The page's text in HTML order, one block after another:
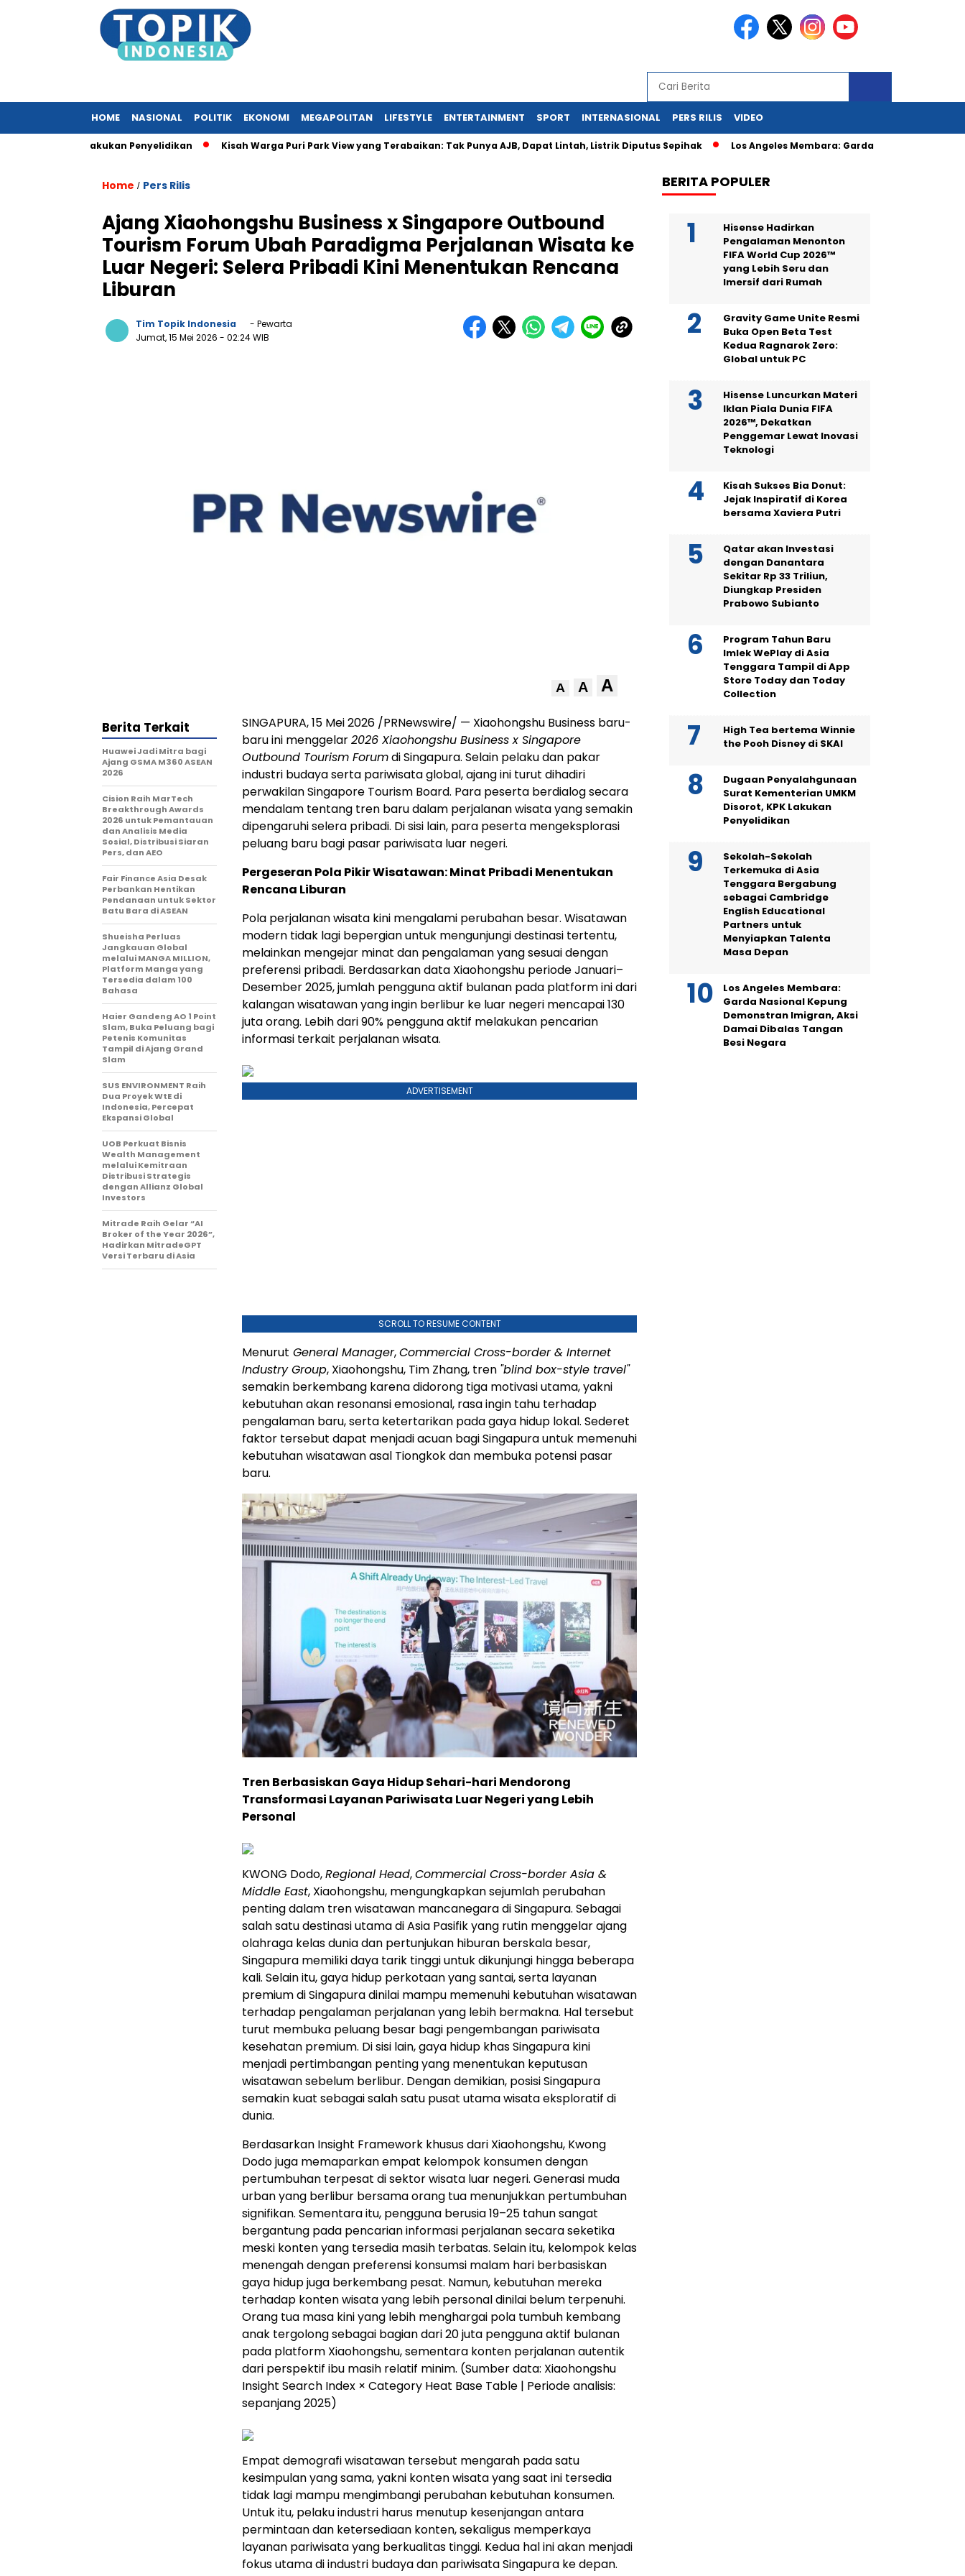
HOME NASIONAL POLITIK EKONOMI MEGAPOLITAN LIFESTYLE ENTERTAINMENT SPORT INTERNASIONAL PERS RILIS VIDEO
KPK Lakukan Penyelidikan Kisah Warga Puri Park View yang Terabaikan: Tak Punya AJB, Dapat Lintah, Listrik Diputus Sepihak Los Angeles Membara: Garda Nasional Kepung
Home / Pers Rilis
Ajang Xiaohongshu Business x Singapore Outbound
Tourism Forum Ubah Paradigma Perjalanan Wisata ke
Luar Negeri: Selera Pribadi Kini Menentukan Rencana
Liburan
Tim Topik Indonesia
- Pewarta
Jumat, 15 Mei 2026 - 02:24 WIB
A A A
SINGAPURA, 15 Mei 2026 /PRNewswire/ — Xiaohongshu Business baru-
baru ini menggelar2026 Xiaohongshu Business x Singapore
Outbound Tourism Forumdi Singapura. Selain pelaku dan pakar
industri budaya serta pariwisata global, ajang ini turut dihadiri
perwakilan Singapore Tourism Board. Para peserta berdialog secara
mendalam tentang tren baru dalam perjalanan wisata yang semakin
dipengaruhi selera pribadi. Di sisi lain, para peserta mengeksplorasi
peluang baru bagi pasar pariwisata luar negeri.
Pergeseran Pola Pikir Wisatawan: Minat Pribadi Menentukan
Rencana Liburan
Pola perjalanan wisata kini mengalami perubahan besar. Wisatawan
modern tidak lagi bepergian untuk mengunjungi destinasi tertentu,
melainkan mengejar minat dan pengalaman yang sesuai dengan
preferensi pribadi. Berdasarkan data Xiaohongshu periode Januari–
Desember 2025, jumlah pengguna aktif bulanan pada platform ini dari
kalangan wisatawan yang ingin berlibur ke luar negeri mencapai 130
juta orang. Lebih dari 90% pengguna aktif melakukan pencarian
informasi terkait perjalanan wisata.
ADVERTISEMENT
SCROLL TO RESUME CONTENT
Menurut General Manager,Commercial Cross-border & Internet
Industry Group, Xiaohongshu, Tim Zhang, tren "blind box-style travel"
semakin berkembang karena didorong tiga motivasi utama, yakni
kebutuhan akan resonansi emosional, rasa ingin tahu terhadap
pengalaman baru, serta ketertarikan pada gaya hidup lokal. Sederet
faktor tersebut dapat menjadi acuan bagi Singapura untuk memenuhi
kebutuhan wisatawan asal Tiongkok dan membuka potensi pasar
baru.
Tren Berbasiskan Gaya Hidup Sehari-hari Mendorong
Transformasi Layanan Pariwisata Luar Negeri yang Lebih
Personal
KWONG Dodo,Regional Head,Commercial Cross-border Asia &
Middle East, Xiaohongshu, mengungkapkan sejumlah perubahan
penting dalam tren wisatawan mancanegara di Singapura. Sebagai
salah satu destinasi utama di Asia Pasifik yang rutin menggelar ajang
olahraga kelas dunia dan pertunjukan hiburan berskala besar,
Singapura memiliki daya tarik tinggi untuk dikunjungi hingga beberapa
kali. Selain itu, gaya hidup perkotaan yang santai, serta layanan
premium di Singapura dinilai mampu memenuhi kebutuhan wisatawan
terhadap pengalaman perjalanan yang lebih bermakna. Hal tersebut
turut membuka peluang besar bagi pengembangan pariwisata
kesehatan premium. Di sisi lain, gaya hidup khas Singapura kini
menjadi pertimbangan penting yang menentukan keputusan
wisatawan sebelum berlibur. Dengan demikian, posisi Singapura
semakin kuat sebagai salah satu pusat utama wisata eksploratif di
dunia.
Berdasarkan Insight Framework khusus dari Xiaohongshu, Kwong
Dodo juga memaparkan empat kelompok konsumen dengan
pertumbuhan terpesat di sektor wisata luar negeri. Generasi muda
urban yang berlibur bersama orang tua menunjukkan pertumbuhan
signifikan. Sementara itu, pengguna berusia 19–25 tahun sangat
bergantung pada pencarian informasi perjalanan secara seketika
meski konten yang tersedia masih terbatas. Selain itu, kelompok kelas
menengah dengan preferensi konsumsi malam hari berbasiskan
gaya hidup juga berkembang pesat. Namun, kebutuhan mereka
terhadap konten wisata yang lebih personal dinilai belum terpenuhi.
Orang tua masa kini yang lebih menghargai pola tumbuh kembang
anak tergolong sebagai bagian dari 20 juta pengguna aktif bulanan
pada platform Xiaohongshu, sementara konten perjalanan autentik
dari perspektif ibu masih relatif minim. (Sumber data: Xiaohongshu
Insight Search Index × Category Heat Base Table | Periode analisis:
sepanjang 2025)
Empat demografi wisatawan tersebut mengarah pada satu
kesimpulan yang sama, yakni konten wisata yang saat ini tersedia
tidak lagi mampu mengimbangi perubahan kebutuhan konsumen.
Untuk itu, pelaku industri harus menutup kesenjangan antara
permintaan dan ketersediaan konten, sekaligus memperkaya
layanan pariwisata yang berkualitas tinggi. Kedua hal ini akan menjadi
fokus utama di industri budaya dan pariwisata Singapura ke depan.
Berita Terkait
Huawei Jadi Mitra bagi
Ajang GSMA M360 ASEAN
2026
Cision Raih MarTech
Breakthrough Awards
2026 untuk Pemantauan
dan Analisis Media
Sosial, Distribusi Siaran
Pers, dan AEO
Fair Finance Asia Desak
Perbankan Hentikan
Pendanaan untuk Sektor
Batu Bara di ASEAN
Shueisha Perluas
Jangkauan Global
melalui MANGA MILLION,
Platform Manga yang
Tersedia dalam 100
Bahasa
Haier Gandeng AO 1 Point
Slam, Buka Peluang bagi
Petenis Komunitas
Tampil di Ajang Grand
Slam
SUS ENVIRONMENT Raih
Dua Proyek WtE di
Indonesia, Percepat
Ekspansi Global
UOB Perkuat Bisnis
Wealth Management
melalui Kemitraan
Distribusi Strategis
dengan Allianz Global
Investors
Mitrade Raih Gelar “AI
Broker of the Year 2026”,
Hadirkan MitradeGPT
Versi Terbaru di Asia
BERITA POPULER
Hisense Hadirkan
Pengalaman Menonton
FIFA World Cup 2026™
yang Lebih Seru dan
Imersif dari Rumah
Gravity Game Unite Resmi
Buka Open Beta Test
Kedua Ragnarok Zero:
Global untuk PC
Hisense Luncurkan Materi
Iklan Piala Dunia FIFA
2026™, Dekatkan
Penggemar Lewat Inovasi
Teknologi
Kisah Sukses Bia Donut:
Jejak Inspiratif di Korea
bersama Xaviera Putri
Qatar akan Investasi
dengan Danantara
Sekitar Rp 33 Triliun,
Diungkap Presiden
Prabowo Subianto
Program Tahun Baru
Imlek WePlay di Asia
Tenggara Tampil di App
Store Today dan Today
Collection
High Tea bertema Winnie
the Pooh Disney di SKAI
Dugaan Penyalahgunaan
Surat Kementerian UMKM
Disorot, KPK Lakukan
Penyelidikan
Sekolah-Sekolah
Terkemuka di Asia
Tenggara Bergabung
sebagai Cambridge
English Educational
Partners untuk
Menyiapkan Talenta
Masa Depan
Los Angeles Membara:
Garda Nasional Kepung
Demonstran Imigran, Aksi
Damai Dibalas Tangan
Besi Negara